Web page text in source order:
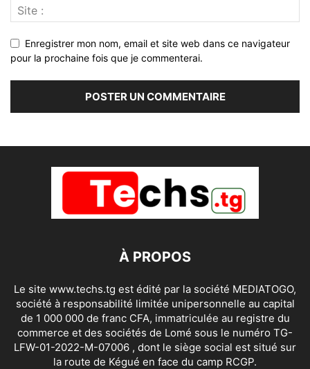
Enregistrer mon nom, email et site web dans ce navigateur
pour la prochaine fois que je commenterai.
À PROPOS
Le site www.techs.tg est édité par la société MEDIATOGO,
société à responsabilité limitée unipersonnelle au capital
de 1 000 000 de franc CFA, immatriculée au registre du
commerce et des sociétés de Lomé sous le numéro TG-
LFW-01-2022-M-07006 , dont le siège social est situé sur
la route de Kégué en face du camp RCGP.